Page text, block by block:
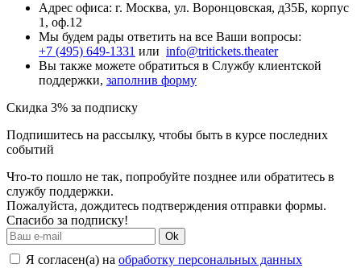
Адрес офиса: г. Москва, ул. Воронцовская, д35Б, корпус
1, оф.12
Мы будем рады ответить на все Ваши вопросы:
+7 (495) 649-1331 или info@tritickets.theater
Вы также можете обратиться в Службу клиентской
поддержки, заполнив форму
Скидка 3% за подписку
Подпишитесь на рассылку, чтобы быть в курсе последних
событий
Что-то пошло не так, попробуйте позднее или обратитесь в
службу поддержки.
Пожалуйста, дождитесь подтверждения отправки формы.
Спасибо за подписку!
Ok
Я согласен(а) на обработку персональных данных